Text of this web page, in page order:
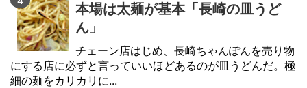
本場は太麺が基本「長崎の皿うど
ん」
チェーン店はじめ、長崎ちゃんぽんを売り物
にする店に必ずと言っていいほどあるのが皿うどんだ。極
細の麺をカリカリに...